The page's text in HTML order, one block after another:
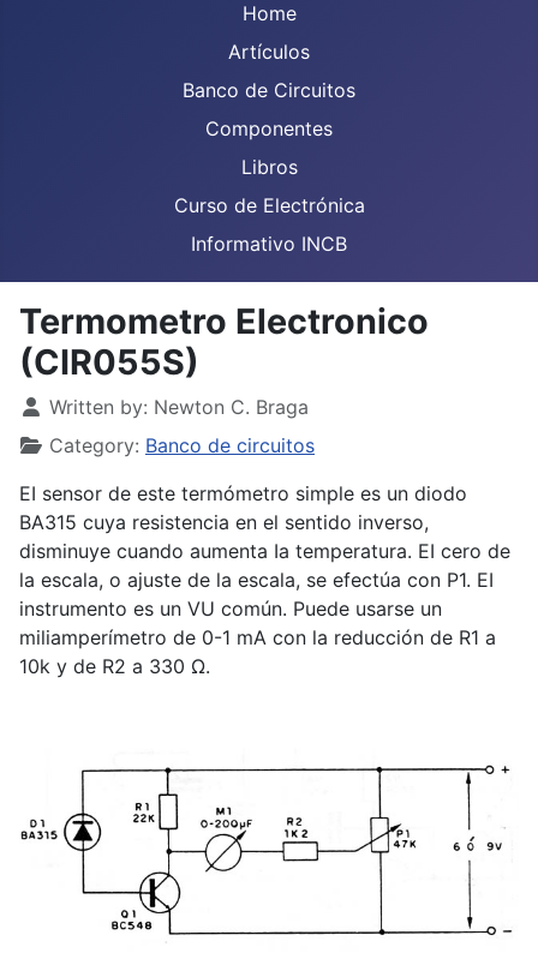
Home
Artículos
Banco de Circuitos
Componentes
Libros
Curso de Electrónica
Informativo INCB
Termometro Electronico
(CIR055S)
Details
Written by: Newton C. Braga
Category: Banco de circuitos
EI sensor de este termómetro simple es un diodo
BA315 cuya resistencia en el sentido inverso,
disminuye cuando aumenta Ia temperatura. EI cero de
la escala, o ajuste de la escala, se efectúa con P1. EI
instrumento es un VU común. Puede usarse un
miliamperímetro de 0-1 mA con la reducción de R1 a
10k y de R2 a 330 Ω.